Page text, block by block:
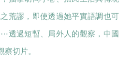
荒謬，即使透過她平實語調也可
透過短暫、局外人的觀察，中國
切片。